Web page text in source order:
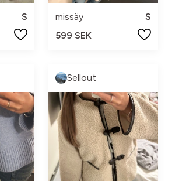
S
missäy
S
599 SEK
Sellout